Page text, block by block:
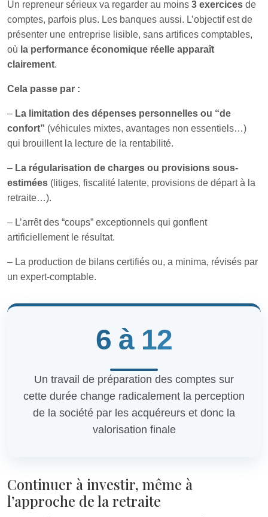
Un repreneur sérieux va regarder au moins 3 exercices de
comptes, parfois plus. Les banques aussi. L’objectif est de
présenter une entreprise lisible, sans artifices comptables,
où la performance économique réelle apparaît
clairement.
Cela passe par :
– La limitation des dépenses personnelles ou “de
confort” (véhicules mixtes, avantages non essentiels…)
qui brouillent la lecture de la rentabilité.
– La régularisation de charges ou provisions sous-
estimées (litiges, fiscalité latente, provisions de départ à la
retraite…).
– L’arrêt des “coups” exceptionnels qui gonflent
artificiellement le résultat.
– La production de bilans certifiés ou, a minima, révisés par
un expert-comptable.
6 à 12
Un travail de préparation des comptes sur
cette durée change radicalement la perception
de la société par les acquéreurs et donc la
valorisation finale
Continuer à investir, même à
l’approche de la retraite